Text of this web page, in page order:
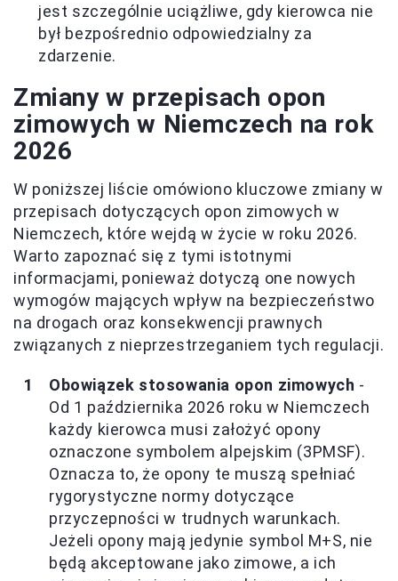
jest szczególnie uciążliwe, gdy kierowca nie
był bezpośrednio odpowiedzialny za
zdarzenie.
Zmiany w przepisach opon
zimowych w Niemczech na rok
2026
W poniższej liście omówiono kluczowe zmiany w
przepisach dotyczących opon zimowych w
Niemczech, które wejdą w życie w roku 2026.
Warto zapoznać się z tymi istotnymi
informacjami, ponieważ dotyczą one nowych
wymogów mających wpływ na bezpieczeństwo
na drogach oraz konsekwencji prawnych
związanych z nieprzestrzeganiem tych regulacji.
Obowiązek stosowania opon zimowych -
Od 1 października 2026 roku w Niemczech
każdy kierowca musi założyć opony
oznaczone symbolem alpejskim (3PMSF).
Oznacza to, że opony te muszą spełniać
rygorystyczne normy dotyczące
przyczepności w trudnych warunkach.
Jeżeli opony mają jedynie symbol M+S, nie
będą akceptowane jako zimowe, a ich